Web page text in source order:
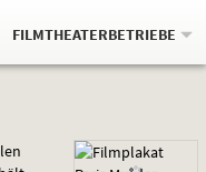
FILMTHEATERBETRIEBE